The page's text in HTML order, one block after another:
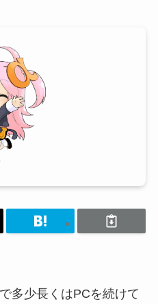
多少長くはPCを続けて